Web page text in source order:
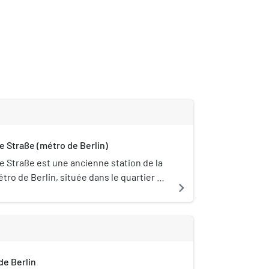
Straße (métro de Berlin)
Straße est une ancienne station de la
de Berlin, située dans le quartier de
trop grande proximité avec la
navigate_next
Berlin